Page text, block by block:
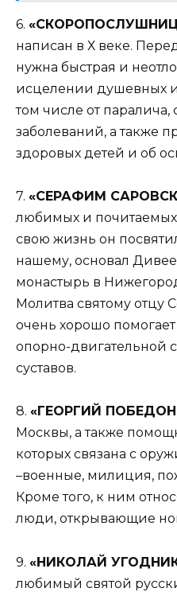
6.
написан в Х веке.
нужна быстрая и
исцелении душевных и
том числе от паралича,
заболеваний, а также
здоровых детей и об
7. «СЕРАФИМ
любимых и
свою жизнь он
нашему, основал
монастырь в
Молитва святому отцу
очень хорошо
опорно-двигательной
суставов.
8. «ГЕОРГИЙ
Москвы, а также
которых связана с
–военные, милиция,
Кроме того, к ним
люди, открывающие
9. «НИКОЛАЙ
любимый святой